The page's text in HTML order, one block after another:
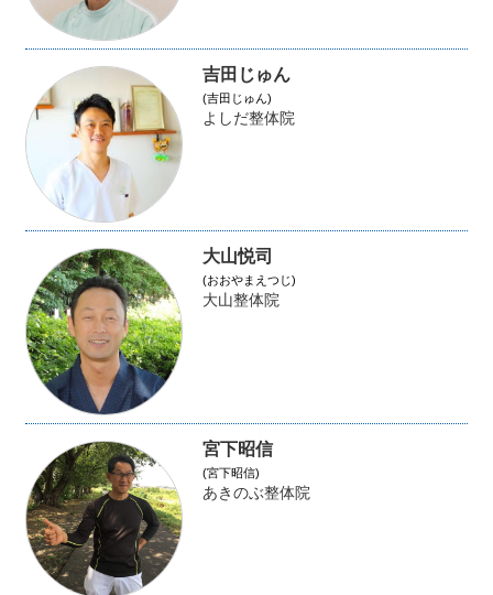
吉田じゅん
(吉田じゅん)
よしだ整体院
大山悦司
(おおやまえつじ)
大山整体院
宮下昭信
(宮下昭信)
あきのぶ整体院